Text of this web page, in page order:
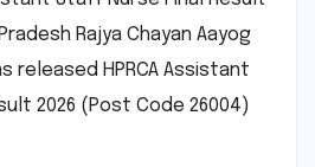
Rajya Chayan Aayog
released HPRCA Assistant
2026 (Post Code 26004)